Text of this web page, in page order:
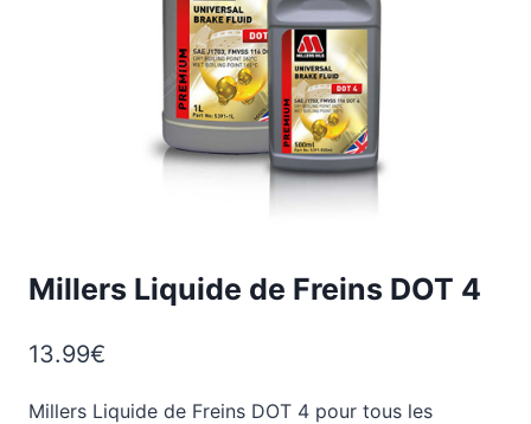
Millers Liquide de Freins DOT 4
13.99€
Millers Liquide de Freins DOT 4 pour tous les